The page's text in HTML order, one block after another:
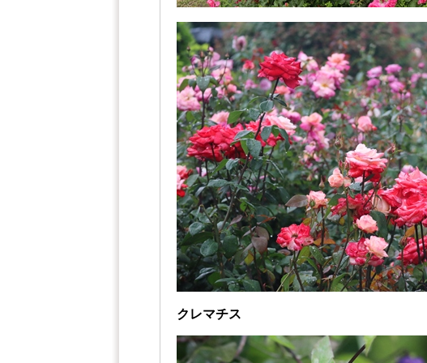
クレマチス